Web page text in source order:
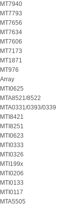
MT7940
MT7793
MT7656
MT7634
MT7606
MT7173
MT1871
MT976
Array
MTI0625
MTA8521/8522
MTA0331/0393/0339
MTI8421
MTI8251
MTI0623
MTI0333
MTI0326
MTI199x
MTI0206
MTI0133
MTI0117
MTA5505